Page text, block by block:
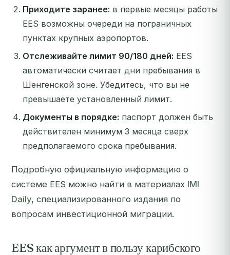
Приходите заранее: в первые месяцы работы
EES возможны очереди на пограничных
пунктах крупных аэропортов.
Отслеживайте лимит 90/180 дней: EES
автоматически считает дни пребывания в
Шенгенской зоне. Убедитесь, что вы не
превышаете установленный лимит.
Документы в порядке: паспорт должен быть
действителен минимум 3 месяца сверх
предполагаемого срока пребывания.
Подробную официальную информацию о
системе EES можно найти в материалах IMI
Daily, специализированного издания по
вопросам инвестиционной миграции.
EES как аргумент в пользу карибского